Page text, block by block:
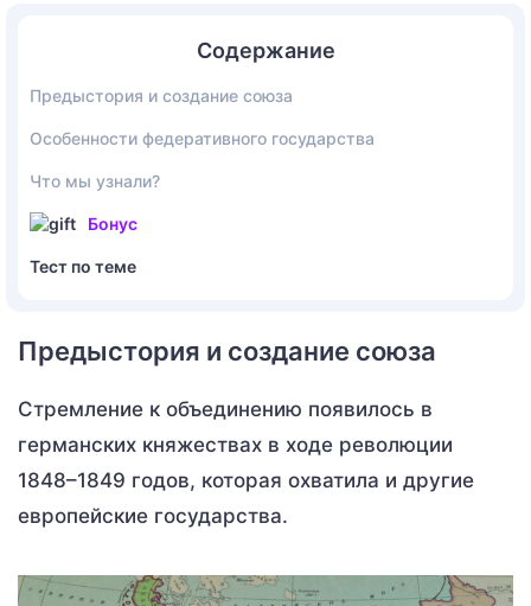
Содержание
Предыстория и создание союза
Особенности федеративного государства
Что мы узнали?
Бонус
Тест по теме
Предыстория и создание союза
Стремление к объединению появилось в
германских княжествах в ходе революции
1848–1849 годов, которая охватила и другие
европейские государства.